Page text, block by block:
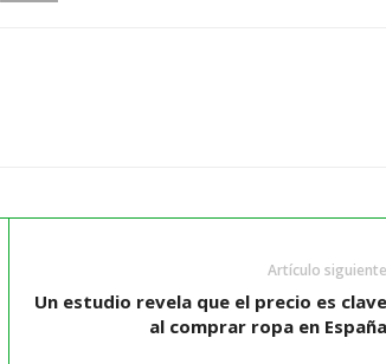
Artículo siguiente
Un estudio revela que el precio es clave
al comprar ropa en España